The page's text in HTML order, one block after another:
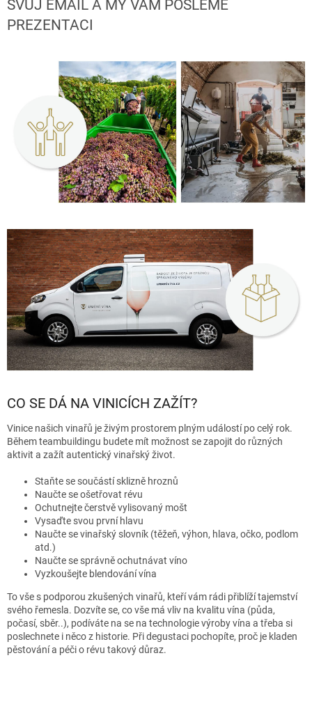
SVŮJ EMAIL A MY VÁM POŠLEME
PREZENTACI
CO SE DÁ NA VINICÍCH ZAŽÍT?
Vinice našich vinařů je živým prostorem plným událostí po celý rok.
Během teambuildingu budete mít možnost se zapojit do různých
aktivit a zažít autentický vinařský život.
Staňte se součástí sklizně hroznů
Naučte se ošetřovat révu
Ochutnejte čerstvě vylisovaný mošt
Vysaďte svou první hlavu
Naučte se vinařský slovník (těžeň, výhon, hlava, očko, podlom
atd.)
Naučte se správně ochutnávat víno
Vyzkoušejte blendování vína
To vše s podporou zkušených vinařů, kteří vám rádi přiblíží tajemství
svého řemesla. Dozvíte se, co vše má vliv na kvalitu vína (půda,
počasí, sběr..), podíváte na se na technologie výroby vína a třeba si
poslechnete i něco z historie. Při degustaci pochopíte, proč je kladen
pěstování a péči o révu takový důraz.